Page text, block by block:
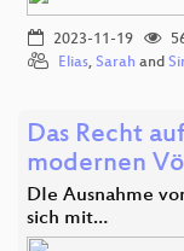
2023-11-19
Elias, Sarah and
Das Recht
modernen
DIe Ausnahme
sich mit…